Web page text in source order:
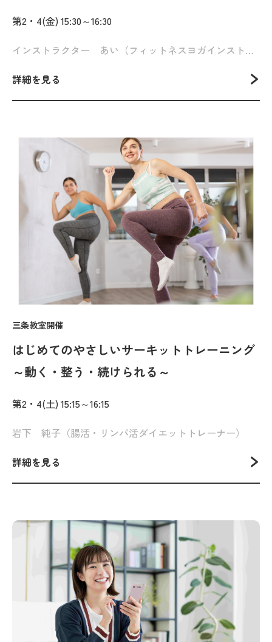
第2・4(金) 15:30～16:30
インストラクター あい（フィットネスヨガインストラクター）
詳細を見る
三条教室開催
はじめてのやさしいサーキットトレーニング
～動く・整う・続けられる～
第2・4(土) 15:15～16:15
岩下 純子（腸活・リンパ活ダイエットトレーナー）
詳細を見る